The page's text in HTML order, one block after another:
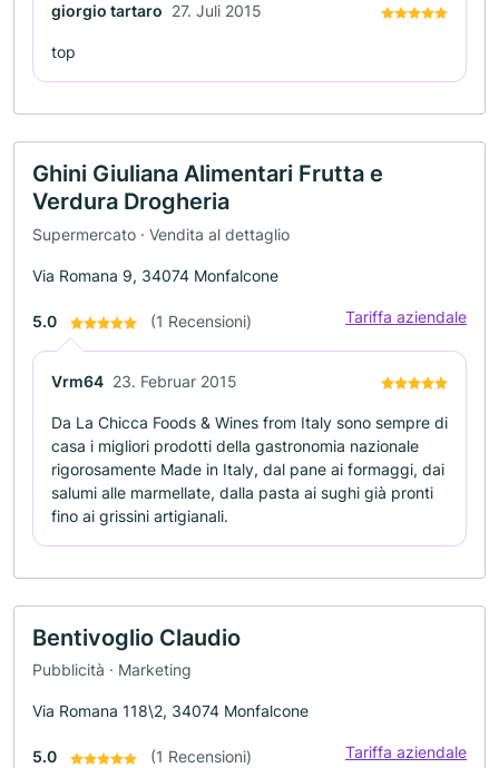
giorgio tartaro 27. Juli 2015
top
Ghini Giuliana Alimentari Frutta e
Verdura Drogheria
Supermercato · Vendita al dettaglio
Via Romana 9, 34074 Monfalcone
5.0 (1 Recensioni) Tariffa aziendale
Vrm64 23. Februar 2015
Da La Chicca Foods & Wines from Italy sono sempre di
casa i migliori prodotti della gastronomia nazionale
rigorosamente Made in Italy, dal pane ai formaggi, dai
salumi alle marmellate, dalla pasta ai sughi già pronti
fino ai grissini artigianali.
Bentivoglio Claudio
Pubblicità · Marketing
Via Romana 118\2, 34074 Monfalcone
5.0 (1 Recensioni) Tariffa aziendale